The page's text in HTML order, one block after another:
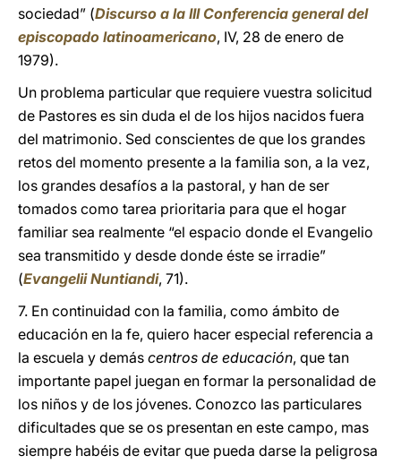
sociedad” (Discurso a la III Conferencia general del
episcopado latinoamericano, IV, 28 de enero de
1979).
Un problema particular que requiere vuestra solicitud
de Pastores es sin duda el de los hijos nacidos fuera
del matrimonio. Sed conscientes de que los grandes
retos del momento presente a la familia son, a la vez,
los grandes desafíos a la pastoral, y han de ser
tomados como tarea prioritaria para que el hogar
familiar sea realmente “el espacio donde el Evangelio
sea transmitido y desde donde éste se irradie”
(Evangelii Nuntiandi, 71).
7. En continuidad con la familia, como ámbito de
educación en la fe, quiero hacer especial referencia a
la escuela y demás centros de educación, que tan
importante papel juegan en formar la personalidad de
los niños y de los jóvenes. Conozco las particulares
dificultades que se os presentan en este campo, mas
siempre habéis de evitar que pueda darse la peligrosa